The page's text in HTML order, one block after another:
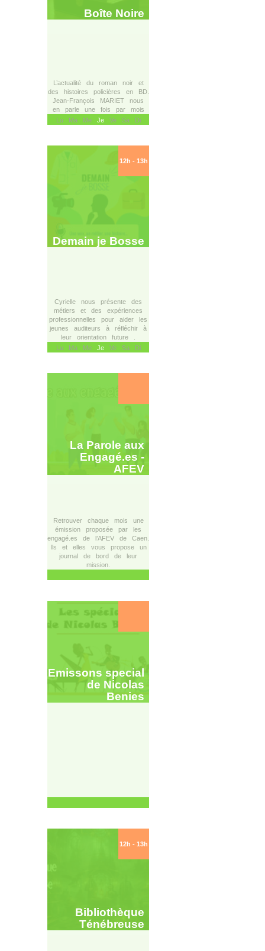
Boîte Noire
L’actualité du roman noir et
des histoires policières en BD.
Jean-François MARIET nous
en parle une fois par mois
Lu Ma Me JeVe Sa Di
12h - 13h
Demain je Bosse
Cyrielle nous présente des
métiers et des expériences
professionnelles pour aider les
jeunes auditeurs à réfléchir à
leur orientation future .
Lu Ma Me JeVe Sa Di
La Parole aux
Engagé.es -
AFEV
Retrouver chaque mois une
émission proposée par les
engagé.es de l’AFEV de Caen.
Ils et elles vous propose un
journal de bord de leur
mission.
Emissons special
de Nicolas
Benies
12h - 13h
Bibliothèque
Ténébreuse